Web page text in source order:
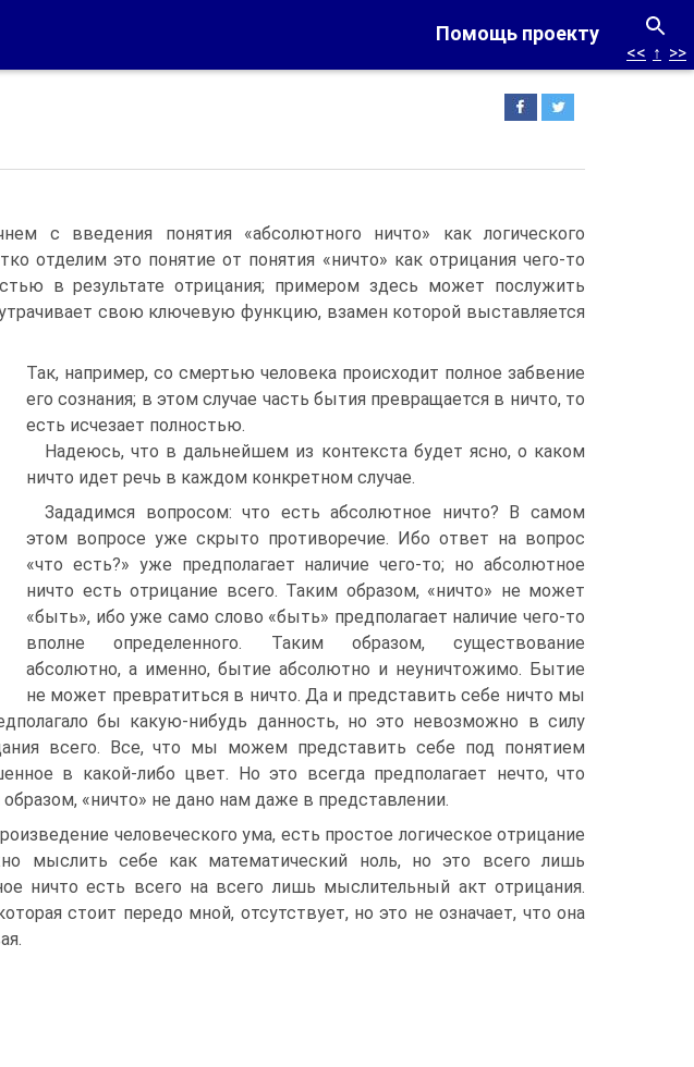
Помощь проекту
<< ↑ >>
с введения понятия «абсолютного ничто» как логического
отделим это понятие от понятия «ничто» как отрицания чего-то
в результате отрицания; примером здесь может послужить
свою ключевую функцию, взамен которой выставляется
Так, например, со смертью человека происходит полное забвение
его сознания; в этом случае часть бытия превращается в ничто, то
есть исчезает полностью.
Надеюсь, что в дальнейшем из контекста будет ясно, о каком
ничто идет речь в каждом конкретном случае.
Зададимся вопросом: что есть абсолютное ничто? В самом
этом вопросе уже скрыто противоречие. Ибо ответ на вопрос
«что есть?» уже предполагает наличие чего-то; но абсолютное
ничто есть отрицание всего. Таким образом, «ничто» не может
«быть», ибо уже само слово «быть» предполагает наличие чего-то
вполне определенного. Таким образом, существование
абсолютно, а именно, бытие абсолютно и неуничтожимо. Бытие
не может превратиться в ничто. Да и представить себе ничто мы
бы какую-нибудь данность, но это невозможно в силу
всего. Все, что мы можем представить себе под понятием
в какой-либо цвет. Но это всегда предполагает нечто, что
«ничто» не дано нам даже в представлении.
человеческого ума, есть простое логическое отрицание
мыслить себе как математический ноль, но это всего лишь
ничто есть всего на всего лишь мыслительный акт отрицания.
стоит передо мной, отсутствует, но это не означает, что она